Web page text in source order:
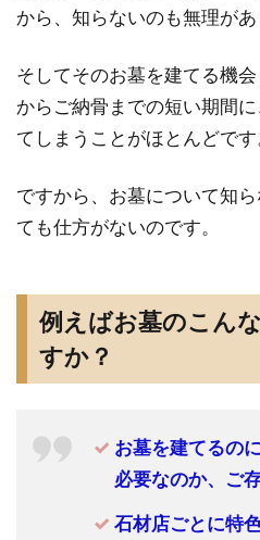
い
る
例え
墓の
こん
なこ
ご存
知で
す
は
の
から、知らないのも無理があ
そしてそのお墓を建てる機
からご納骨までの短い期間
てしまうことがほとんどです
ですから、お墓について知
ても仕方がないのです。
例えばお墓のこん
すか？
お墓を建てるの
必要なのか、ご
石材店ごとに特